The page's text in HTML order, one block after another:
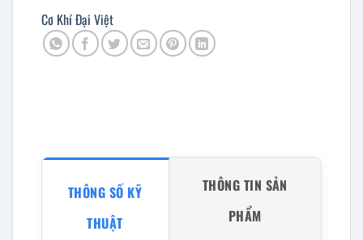
Cơ Khí Đại Việt
THÔNG SỐ KỸ
THUẬT
THÔNG TIN SẢN
PHẨM